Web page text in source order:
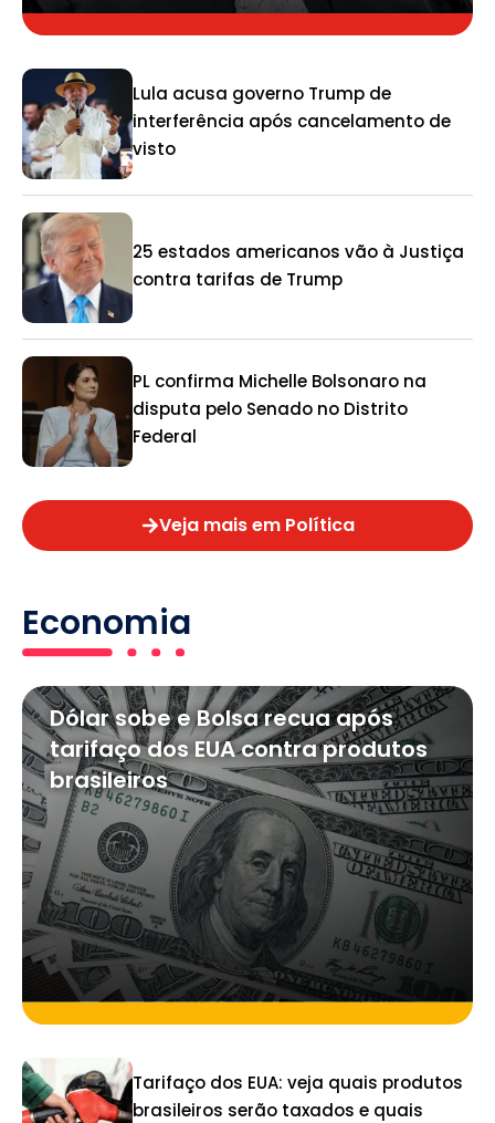
Lula acusa governo Trump de
interferência após cancelamento de
visto
25 estados americanos vão à Justiça
contra tarifas de Trump
PL confirma Michelle Bolsonaro na
disputa pelo Senado no Distrito
Federal
Veja mais em Política
Economia
Dólar sobe e Bolsa recua após
tarifaço dos EUA contra produtos
brasileiros
Tarifaço dos EUA: veja quais produtos
brasileiros serão taxados e quais